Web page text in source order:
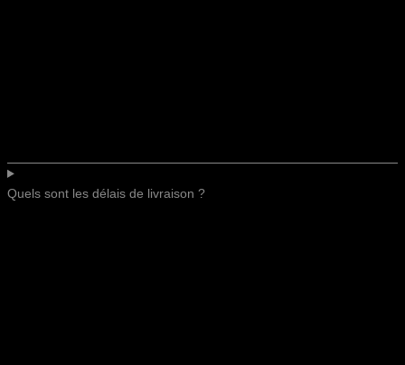
Quels sont les délais de livraison ?